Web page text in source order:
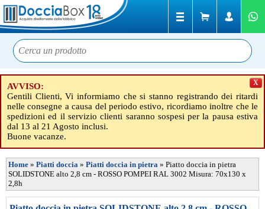
AVVISO:
Gentili Clienti, Vi informiamo che si stanno registrando dei ritardi
nelle consegne a causa del periodo estivo, ricordiamo inoltre che le
spedizioni ed il servizio clienti saranno sospesi per la pausa estiva
dal 13 al 21 Agosto inclusi.
Buone vacanze.
X
Home » Piatti doccia » Piatti doccia in pietra » Piatto doccia in pietra
SOLIDSTONE alto 2,8 cm - ROSSO POMPEI RAL 3002 Misura: 70x130 x
2,8h